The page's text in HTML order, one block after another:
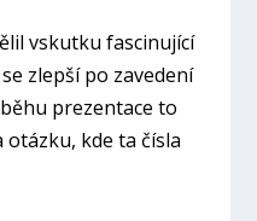
vskutku fascinující
zlepší po zavedení
prezentace to
otázku, kde ta čísla